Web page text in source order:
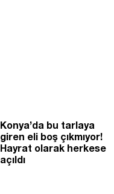
Konya’da bu tarlaya
giren eli boş çıkmıyor!
Hayrat olarak herkese
açıldı